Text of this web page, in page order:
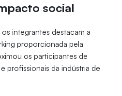
social
integrantes destacam a
proporcionada pela
os participantes de
profissionais da indústria de